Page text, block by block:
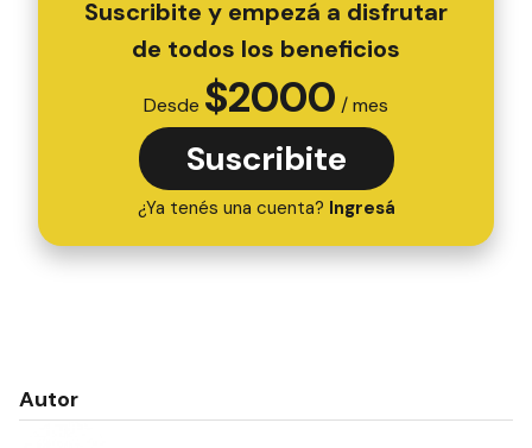
Suscribite y empezá a disfrutar
de todos los beneficios
Desde $2000 / mes
Suscribite
¿Ya tenés una cuenta? Ingresá
Autor